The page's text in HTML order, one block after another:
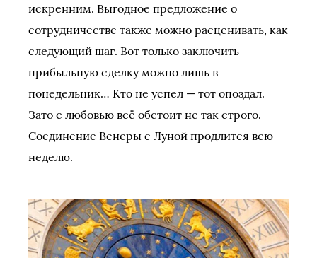
искренним. Выгодное предложение о
сотрудничестве также можно расценивать, как
следующий шаг. Вот только заключить
прибыльную сделку можно лишь в
понедельник… Кто не успел — тот опоздал.
Зато с любовью всё обстоит не так строго.
Соединение Венеры с Луной продлится всю
неделю.